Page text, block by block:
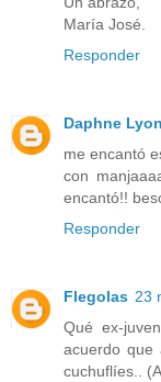
María José.
Responder
Daphne
me encantó
con
encantó!!
Responder
Flegolas 23
Qué ex-
acuerdo que
cuchuflíes..